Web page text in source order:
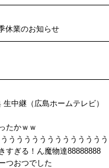
休業のお知らせ
中継（広島ホームテレビ）
たかｗｗ
うううううううううううう
すぎる！ん魔物達88888888
つおつでした